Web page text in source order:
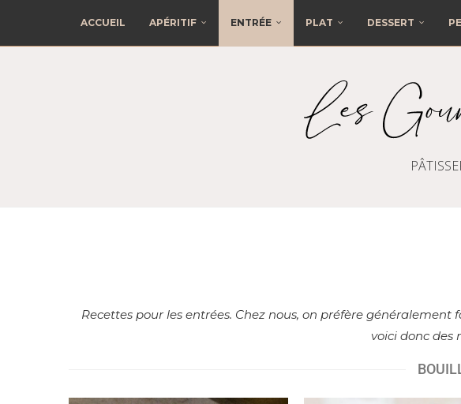
ACCUEIL APÉRITIF ENTRÉE PLAT DESSERT
Recettes pour les entrées. Chez nous, on préfère généralement
voici donc des